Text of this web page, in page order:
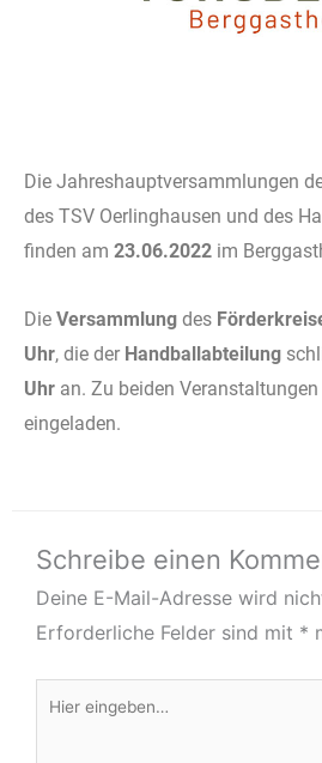
Die Jahreshauptversammlungen
des TSV Oerlinghausen und des
finden am 23.06.2022 im
Die Versammlung des
Uhr, die der Handballabteilung
Uhr an. Zu beiden
eingeladen.
Schreibe einen
Deine E-Mail-Adresse wird
Erforderliche Felder sind mit *